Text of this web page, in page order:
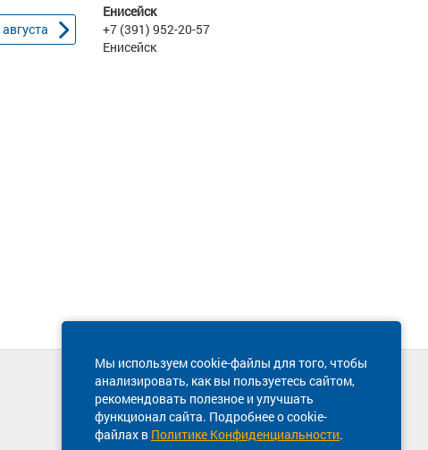
августа
Енисейск
+7 (391) 952-20-57
Енисейск
Мы используем cookie-файлы для того, чтобы
анализировать, как вы пользуетесь сайтом,
рекомендовать полезное и улучшать
функционал сайта. Подробнее о cookie-
файлах в Политике Конфиденциальности.
Техническая поддержка сайта
8 800 600-03-38